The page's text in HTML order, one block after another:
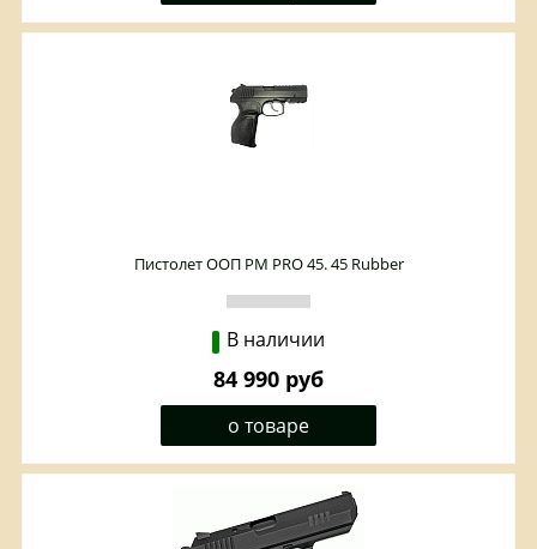
Пистолет ООП PM PRO 45. 45 Rubber
В наличии
84 990 руб
о товаре